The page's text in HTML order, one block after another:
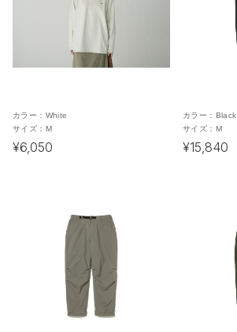
カラー： White
サイズ： M
¥6,050
カラー： Black
サイズ： M
¥15,840